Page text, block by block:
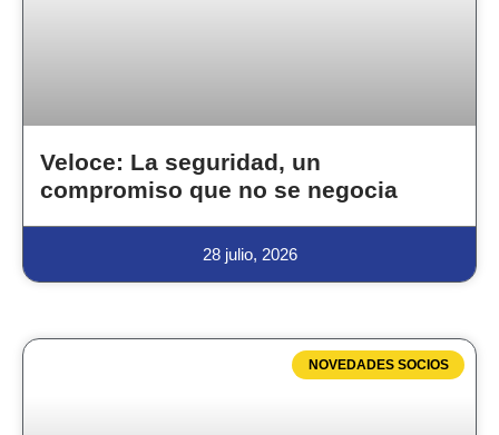
Veloce: La seguridad, un
compromiso que no se negocia
28 julio, 2026
NOVEDADES SOCIOS